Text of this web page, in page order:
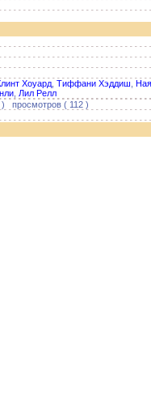
Хоуард Тиффани Хэддиш
Лил Релл
просмотров ( 112 )